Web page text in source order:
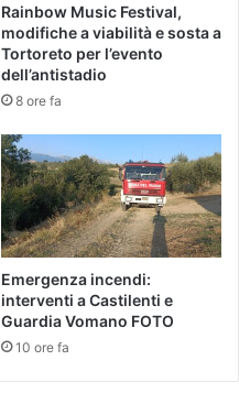
Rainbow Music Festival,
modifiche a viabilità e sosta a
Tortoreto per l’evento
dell’antistadio
8 ore fa
Emergenza incendi:
interventi a Castilenti e
Guardia Vomano FOTO
10 ore fa